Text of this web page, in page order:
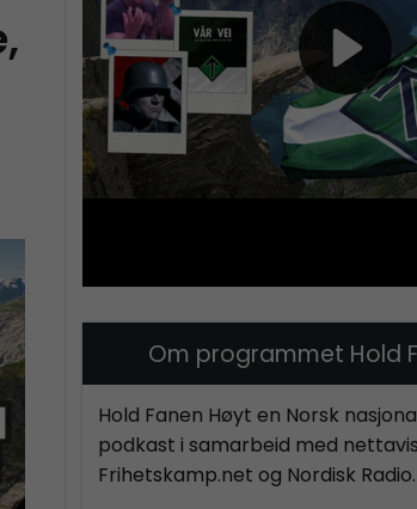
Om programmet Hold
Hold Fanen Høyt en Norsk
podkast i samarbeid med
Frihetskamp.net og Nordisk Radio.